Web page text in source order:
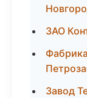
ЗАО
Завод